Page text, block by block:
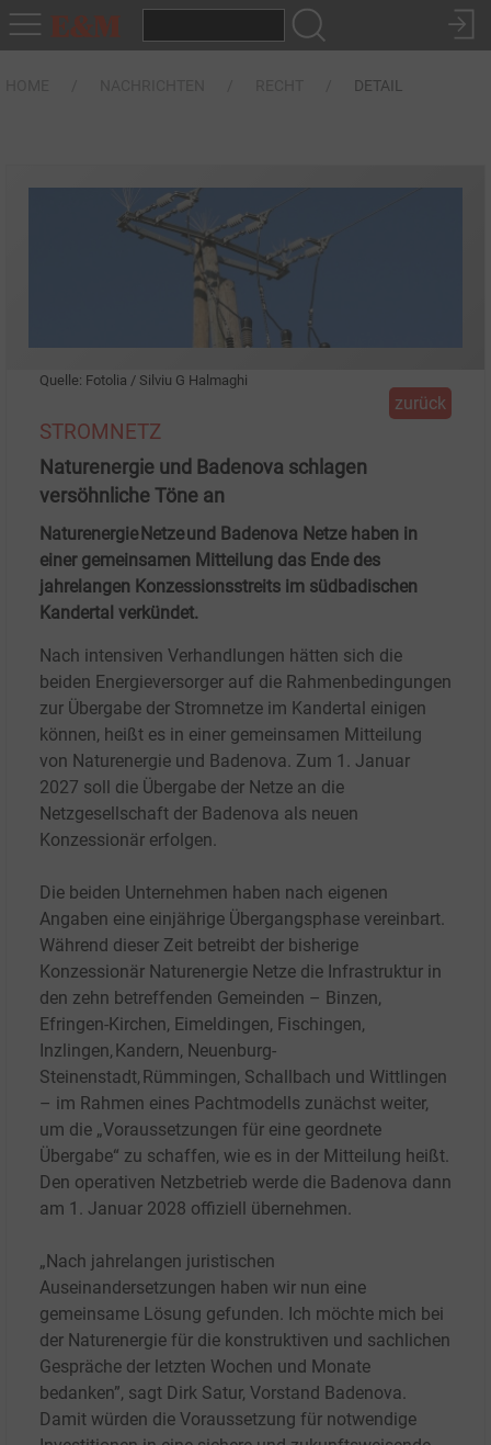
DETAIL
Quelle: Fotolia / Silviu G Halmaghi
zurück
STROMNETZ
Naturenergie und Badenova schlagen
versöhnliche Töne an
Naturenergie Netze und Badenova Netze haben in
einer gemeinsamen Mitteilung das Ende des
jahrelangen Konzessionsstreits im südbadischen
Kandertal verkündet.
Nach intensiven Verhandlungen hätten sich die
beiden Energieversorger auf die Rahmenbedingungen
zur Übergabe der Stromnetze im Kandertal einigen
können, heißt es in einer gemeinsamen Mitteilung
von Naturenergie und Badenova. Zum 1. Januar
2027 soll die Übergabe der Netze an die
Netzgesellschaft der Badenova als neuen
Konzessionär erfolgen.
Die beiden Unternehmen haben nach eigenen
Angaben eine einjährige Übergangsphase vereinbart.
Während dieser Zeit betreibt der bisherige
Konzessionär Naturenergie Netze die Infrastruktur in
den zehn betreffenden Gemeinden – Binzen,
Efringen-Kirchen, Eimeldingen, Fischingen,
Inzlingen, Kandern, Neuenburg-
Steinenstadt, Rümmingen, Schallbach und Wittlingen
– im Rahmen eines Pachtmodells zunächst weiter,
um die „Voraussetzungen für eine geordnete
Übergabe“ zu schaffen, wie es in der Mitteilung heißt.
Den operativen Netzbetrieb werde die Badenova dann
am 1. Januar 2028 offiziell übernehmen.
„Nach jahrelangen juristischen
Auseinandersetzungen haben wir nun eine
gemeinsame Lösung gefunden. Ich möchte mich bei
der Naturenergie für die konstruktiven und sachlichen
Gespräche der letzten Wochen und Monate
bedanken”, sagt Dirk Satur, Vorstand Badenova.
Damit würden die Voraussetzung für notwendige